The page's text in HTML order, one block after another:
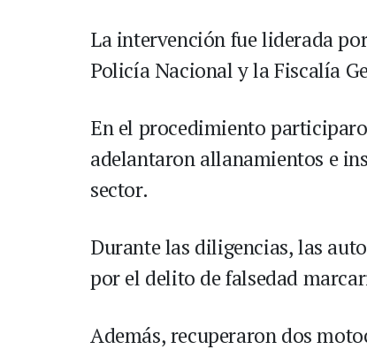
La intervención fue liderada
Policía Nacional y la Fiscalía
En el procedimiento
adelantaron allanamientos e
sector.
Durante las diligencias, las
por el delito de falsedad
Además, recuperaron dos